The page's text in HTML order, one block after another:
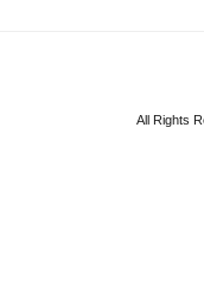
All Rights